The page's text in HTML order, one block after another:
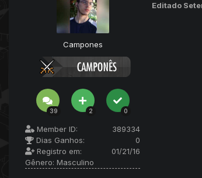
Campones
39 2 0
Member ID:
389334
Dias Ganhos:
0
Registro em:
01/21/16
Gênero: Masculino
Editado